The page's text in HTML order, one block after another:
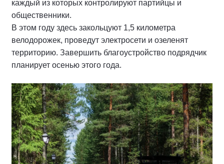
каждый из которых контролируют партийцы и
общественники.
В этом году здесь закольцуют 1,5 километра
велодорожек, проведут электросети и озеленят
территорию. Завершить благоустройство подрядчик
планирует осенью этого года.